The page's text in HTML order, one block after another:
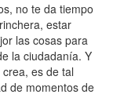
no te da tiempo
estar
las cosas para
la ciudadanía. Y
es de tal
de momentos de